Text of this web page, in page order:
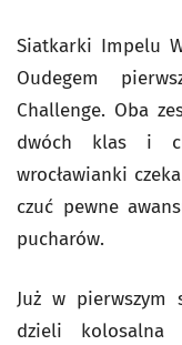
Siatkarki Impelu
Oudegem
Challenge. Oba
dwóch klas i
wrocławianki
czuć pewne
pucharów.
Już w pierwszym
dzieli kolosalna